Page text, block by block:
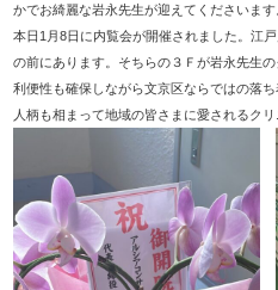
かでお綺麗な岩永先生が迎えてくださいます
本日1月8日に内覧会が開催されました。江
の前にあります。そちらの３Ｆが岩永先生
利便性も確保しながら文京区ならではの落
人柄も相まって地域の皆さまに愛されるク